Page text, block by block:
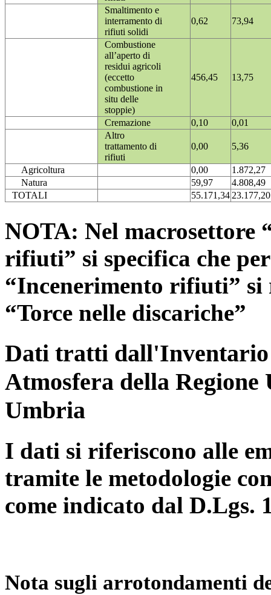
Smaltimento e
interramento di
rifiuti solidi
0,62 73,94
Combustione
all’aperto di
residui agricoli
(eccetto
combustione in
situ delle
stoppie)
456,45 13,75
Cremazione 0,10
0,01
Altro
trattamento di
rifiuti
0,00 5,36
Agricoltura 0,00
1.872,27
Natura
59,97
4.808,49
TOTALI
55.171,3423.177,20
NOTA: Nel macrosettore
rifiuti” si specifica che
“Incenerimento rifiuti”
“Torce nelle discariche”
Dati tratti dall'Inventario
Atmosfera della
Umbria
I dati si riferiscono alle
tramite le metodologie
come indicato dal D.Lgs.
Nota sugli arrotondamenti